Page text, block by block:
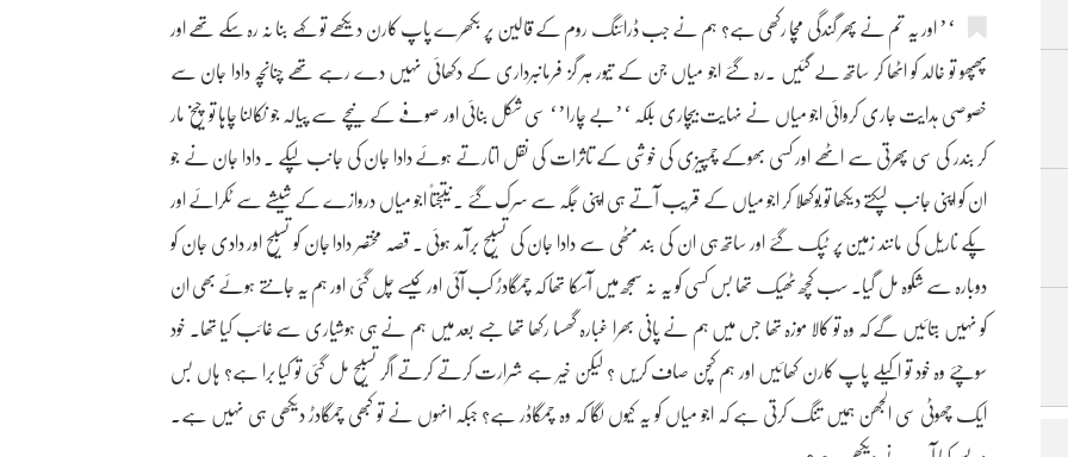
‘’ اور یہ تم نے پھر گندگی مچا رکھی ہے؟ ہم نے جب ڈرائنگ روم کے قالین پر بکھرے پاپ کارن دیکھے تو کہے بنا نہ رہ سکے تھے اور
پھپھو تو خالد کو اٹھا کر ساتھ لے گئیں ۔رہ گئے اجو میاں جن کے تیور ہر گز فرمانبرداری کے دکھائی نہیں دے رہے تھے چنانچہ دادا جان سے
خصوصی ہدایت جاری کروائی اجو میاں نے نہایت بیچاری بلکہ ‘’بے چارا’‘ سی شکل بنائی اور صوفے کے نیچے سے پیالہ جو نکالنا چاہا تو چیخ مار
کر بندر کی سی پھرتی سے اٹھے اور کسی بھوکے چمپیزی کی خوشی کے تاثرات کی نقل اتارتے ہوئے دادا جان کی جانب لپکے ۔ دادا جان نے جو
ان کو اپنی جانب لپکتے دیکھا تو بوکھلا کر اجو میاں کے قریب آتے ہی اپنی جگہ سے سرک گئے ۔ نتیجتاً اجو میاں دروازے کے شیشے سے ٹکرائے اور
پکے ناریل کی مانند زمین پر ٹپک گئے اور ساتھ ہی ان کی بند مٹھی سے دادا جان کی تسبیح برآمد ہوئی ۔ قصہ مختصر دادا جان کو تسبیح اور دادی جان کو
دوبارہ سے شکوہ مل گیا۔ سب کچھ ٹھیک تھا بس کسی کو یہ نہ سمجھ میں آسکا تھا کہ چمگادڑ کب آئی اور کیسے چل گئی اور ہم یہ جانتے ہوئے بھی ان
کو نہیں بتائیں گے کہ وہ تو کالا موزہ تھا جس میں ہم نے پانی بھرا غبارہ گھسا رکھا تھا جسے بعد میں ہم نے ہی ہوشیاری سے غائب کیا تھا۔ خود
سوچئے وہ خود تو اکیلے پاپ کارن کھائیں اور ہم کچن صاف کریں ؟ لیکن خیر ہے شرارت کرتے کرتے اگر تسبیح مل گئی تو کیا برا ہے؟ ہاں بس
ایک چھوٹی سی الجھن ہمیں تنگ کرتی ہے کہ اجو میاں کو یہ کیوں لگا کہ وہ چمگاڈر ہے؟ جبکہ انہوں نے تو کبھی چمگادڑ دیکھی ہی نہیں ہے۔